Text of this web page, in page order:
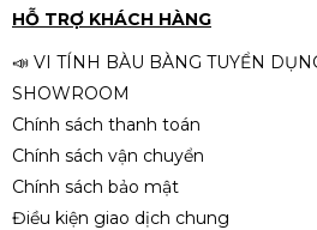
A1505VA
OLED Siêu
New)
HỖ TRỢ KHÁCH HÀNG
📣 VI TÍNH BÀU BÀNG TUYỂN
SHOWROOM
Chính sách thanh toán
Chính sách vận chuyển
Chính sách bảo mật
Điều kiện giao dịch chung